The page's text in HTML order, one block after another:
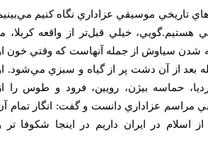
تاريخي موسيقي عزاداري نگاه كنيم مي‌بينيم
خيلي قبل‌تر از واقعه كربلا، ما
شدن سياوش از جمله آنهاست كه وقتي خون او
بعد از آن دشت پر از گياه و سبزي مي‌شود. او
حماسه بيژن، رويين، فرود و طوس را از
عزاداري دانست و گفت: انگار تمام آن
در ايران داريم در اينجا شكوفا تر و